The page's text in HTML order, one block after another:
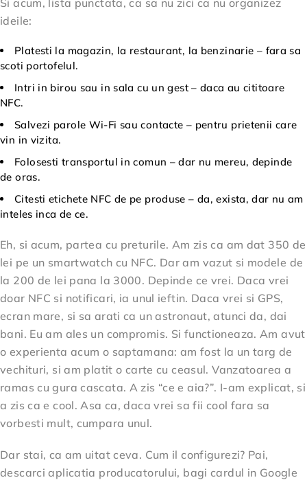
Si acum, lista punctata, ca sa nu zici ca nu organizez
ideile:
Platesti la magazin, la restaurant, la benzinarie – fara sa
scoti portofelul.
Intri in birou sau in sala cu un gest – daca au cititoare
NFC.
Salvezi parole Wi-Fi sau contacte – pentru prietenii care
vin in vizita.
Folosesti transportul in comun – dar nu mereu, depinde
de oras.
Citesti etichete NFC de pe produse – da, exista, dar nu am
inteles inca de ce.
Eh, si acum, partea cu preturile. Am zis ca am dat 350 de
lei pe un smartwatch cu NFC. Dar am vazut si modele de
la 200 de lei pana la 3000. Depinde ce vrei. Daca vrei
doar NFC si notificari, ia unul ieftin. Daca vrei si GPS,
ecran mare, si sa arati ca un astronaut, atunci da, dai
bani. Eu am ales un compromis. Si functioneaza. Am avut
o experienta acum o saptamana: am fost la un targ de
vechituri, si am platit o carte cu ceasul. Vanzatoarea a
ramas cu gura cascata. A zis “ce e aia?”. I-am explicat, si
a zis ca e cool. Asa ca, daca vrei sa fii cool fara sa
vorbesti mult, cumpara unul.
Dar stai, ca am uitat ceva. Cum il configurezi? Pai,
descarci aplicatia producatorului, bagi cardul in Google